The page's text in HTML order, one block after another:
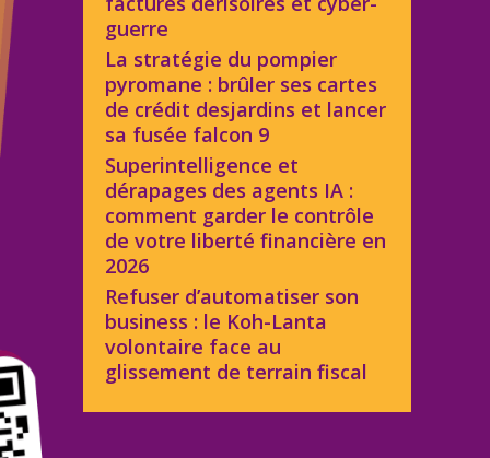
guerre
La stratégie du pompier
pyromane : brûler ses cartes
de crédit desjardins et lancer
sa fusée falcon 9
Superintelligence et
dérapages des agents IA :
comment garder le contrôle
de votre liberté financière en
2026
Refuser d’automatiser son
business : le Koh-Lanta
volontaire face au
glissement de terrain fiscal